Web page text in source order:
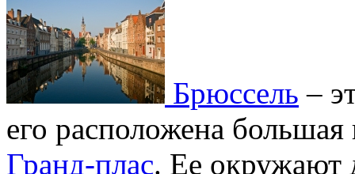
Брюссель –
его расположена
Гранд-плас. Ее окружают